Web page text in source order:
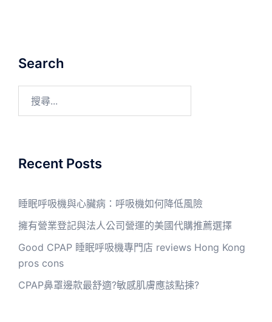
Search
Recent Posts
睡眠呼吸機與心臟病：呼吸機如何降低風險
擁有營業登記與法人公司營運的美國代購推薦選擇
Good CPAP 睡眠呼吸機專門店 reviews Hong Kong
pros cons
CPAP鼻罩邊款最舒適?敏感肌膚應該點揀?